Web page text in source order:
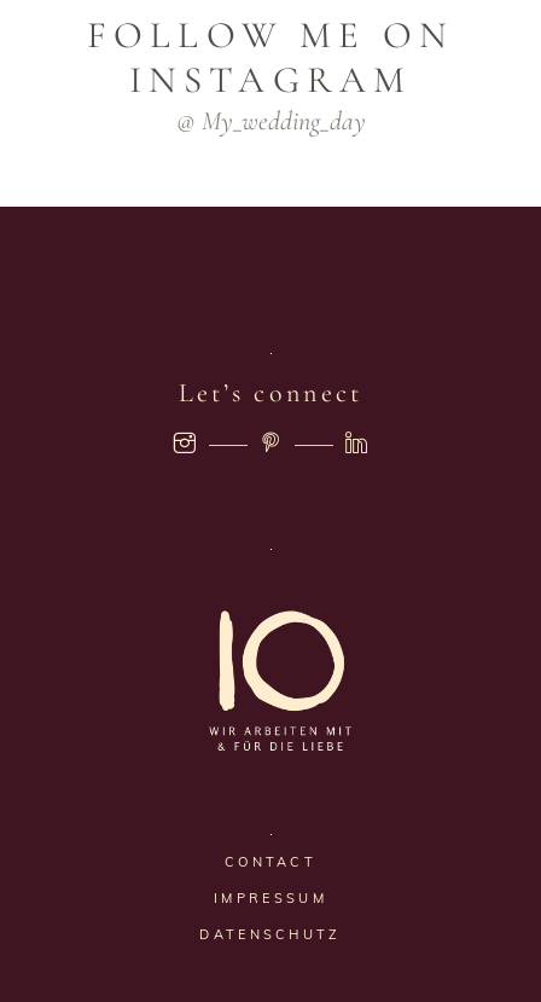
FOLLOW ME ON
INSTAGRAM
@ My_wedding_day
Let’s connect
CONTACT
IMPRESSUM
DATENSCHUTZ